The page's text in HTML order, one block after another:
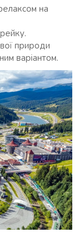
на
природи
варіантом.